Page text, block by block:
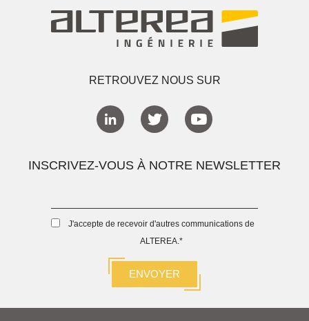
RETROUVEZ NOUS SUR
INSCRIVEZ-VOUS À NOTRE NEWSLETTER
J'accepte de recevoir d'autres communications de
ALTEREA. *